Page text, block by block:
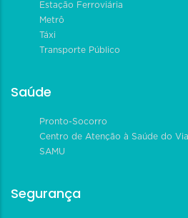
Estação Ferroviária
Metrô
Táxi
Transporte Público
Saúde
Pronto-Socorro
Centro de Atenção à Saúde do
SAMU
Segurança